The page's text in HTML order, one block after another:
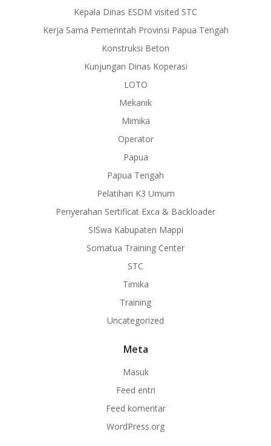
Kepala Dinas ESDM visited STC
Kerja Sama Pemerintah Provinsi Papua Tengah
Konstruksi Beton
Kunjungan Dinas Koperasi
LOTO
Mekanik
Mimika
Operator
Papua
Papua Tengah
Pelatihan K3 Umum
Penyerahan Sertificat Exca & Backloader
SISwa Kabupaten Mappi
Somatua Training Center
STC
Timika
Training
Uncategorized
Meta
Masuk
Feed entri
Feed komentar
WordPress.org